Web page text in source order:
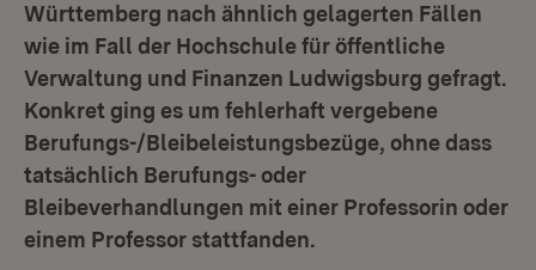
Württemberg nach ähnlich gelagerten Fällen
wie im Fall der Hochschule für öffentliche
Verwaltung und Finanzen Ludwigsburg gefragt.
Konkret ging es um fehlerhaft vergebene
Berufungs-/Bleibeleistungsbezüge, ohne dass
tatsächlich Berufungs- oder
Bleibeverhandlungen mit einer Professorin oder
einem Professor stattfanden.